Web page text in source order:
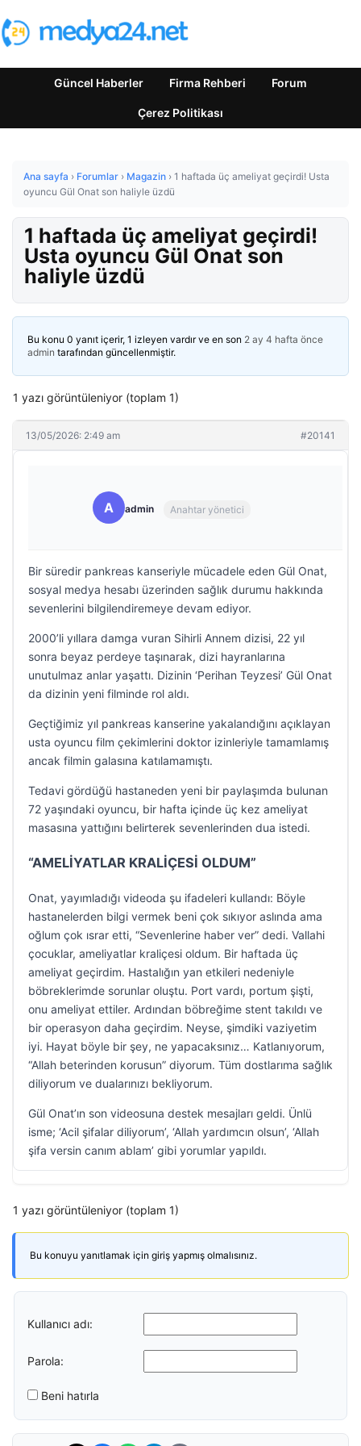
Güncel Haberler Firma Rehberi Forum
Çerez Politikası
Ana sayfa › Forumlar › Magazin › 1 haftada üç ameliyat geçirdi! Usta
oyuncu Gül Onat son haliyle üzdü
1 haftada üç ameliyat geçirdi!
Usta oyuncu Gül Onat son
haliyle üzdü
Bu konu 0 yanıt içerir, 1 izleyen vardır ve en son 2 ay 4 hafta önce
admin tarafından güncellenmiştir.
1 yazı görüntüleniyor (toplam 1)
13/05/2026: 2:49 am #20141
A admin Anahtar yönetici
Bir süredir pankreas kanseriyle mücadele eden Gül Onat,
sosyal medya hesabı üzerinden sağlık durumu hakkında
sevenlerini bilgilendiremeye devam ediyor.
2000’li yıllara damga vuran Sihirli Annem dizisi, 22 yıl
sonra beyaz perdeye taşınarak, dizi hayranlarına
unutulmaz anlar yaşattı. Dizinin ‘Perihan Teyzesi’ Gül Onat
da dizinin yeni filminde rol aldı.
Geçtiğimiz yıl pankreas kanserine yakalandığını açıklayan
usta oyuncu film çekimlerini doktor izinleriyle tamamlamış
ancak filmin galasına katılamamıştı.
Tedavi gördüğü hastaneden yeni bir paylaşımda bulunan
72 yaşındaki oyuncu, bir hafta içinde üç kez ameliyat
masasına yattığını belirterek sevenlerinden dua istedi.
“AMELİYATLAR KRALİÇESİ OLDUM”
Onat, yayımladığı videoda şu ifadeleri kullandı: Böyle
hastanelerden bilgi vermek beni çok sıkıyor aslında ama
oğlum çok ısrar etti, “Sevenlerine haber ver” dedi. Vallahi
çocuklar, ameliyatlar kraliçesi oldum. Bir haftada üç
ameliyat geçirdim. Hastalığın yan etkileri nedeniyle
böbreklerimde sorunlar oluştu. Port vardı, portum şişti,
onu ameliyat ettiler. Ardından böbreğime stent takıldı ve
bir operasyon daha geçirdim. Neyse, şimdiki vaziyetim
iyi. Hayat böyle bir şey, ne yapacaksınız… Katlanıyorum,
“Allah beterinden korusun” diyorum. Tüm dostlarıma sağlık
diliyorum ve dualarınızı bekliyorum.
Gül Onat’ın son videosuna destek mesajları geldi. Ünlü
isme; ‘Acil şifalar diliyorum’, ‘Allah yardımcın olsun’, ‘Allah
şifa versin canım ablam’ gibi yorumlar yapıldı.
1 yazı görüntüleniyor (toplam 1)
Bu konuyu yanıtlamak için giriş yapmış olmalısınız.
Kullanıcı adı:
Parola:
Beni hatırla